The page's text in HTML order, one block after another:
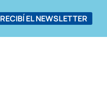
RECIBÍ EL NEWSLETTER